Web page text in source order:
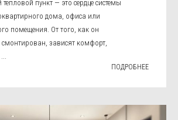
пункт — это сердце системы
дома, офиса или
помещения. От того, как он
смонтирован, зависят комфорт,
ПОДРОБНЕЕ